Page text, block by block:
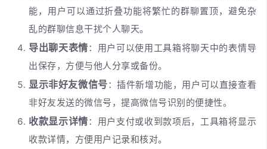
能，用户可以通过折叠功能将繁忙的群聊置顶，避免杂
乱的群聊信息干扰个人聊天。
导出聊天表情：用户可以使用工具箱将聊天中的表情导
出保存，方便与他人分享或备份。
显示非好友微信号：插件新增功能，用户可以直接查看
非好友发送的微信号，提高微信号识别的便捷性。
收款显示详情：用户支付或收到款项后，工具箱将显示
收款详情，方便用户记录和核对。